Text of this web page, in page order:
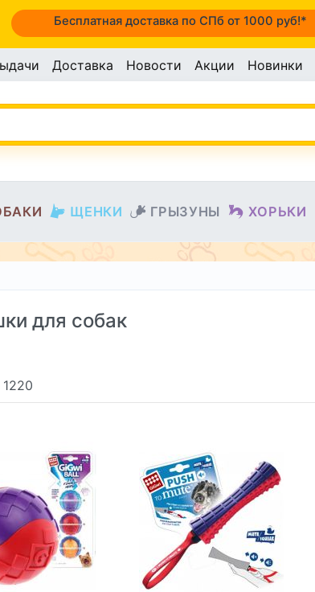
Бесплатная доставка по СПб от 1000 руб!*
Доставка Новости Акции Новинки
ЩЕНКИ ГРЫЗУНЫ ХОРЬКИ
для собак
1220